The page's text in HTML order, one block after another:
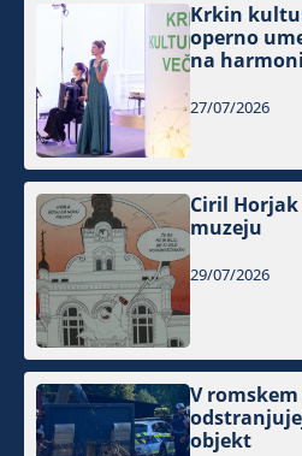
Krkin
operno
na
27/07/2026
Ciril
muzeju
29/07/2026
V
objekt